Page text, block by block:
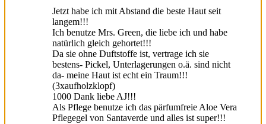
Jetzt habe ich mit Abstand die beste Haut seit
langem!!!
Ich benutze Mrs. Green, die liebe ich und habe
natürlich gleich gehortet!!!
Da sie ohne Duftstoffe ist, vertrage ich sie
bestens- Pickel, Unterlagerungen o.ä. sind nicht
da- meine Haut ist echt ein Traum!!!
(3xaufholzklopf)
1000 Dank liebe AJ!!!
Als Pflege benutze ich das pärfumfreie Aloe Vera
Pflegegel von Santaverde und alles ist super!!!